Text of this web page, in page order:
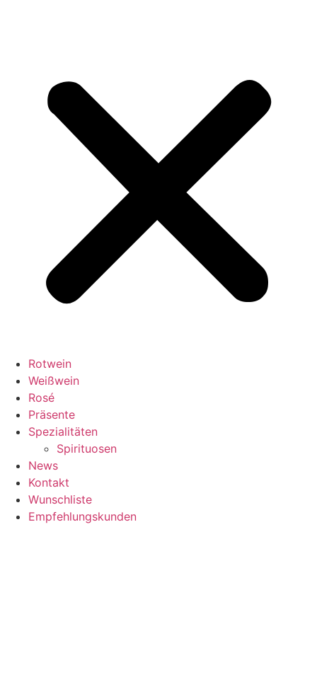
Rotwein
Weißwein
Rosé
Präsente
Spezialitäten
Spirituosen
News
Kontakt
Wunschliste
Empfehlungskunden